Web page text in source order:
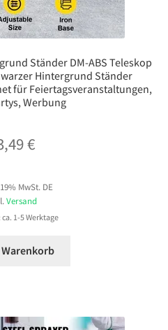
Ständer DM-ABS Teleskop
Hintergrund Ständer
für Feiertagsveranstaltungen,
Werbung
€
MwSt. DE
Versand
1-5 Werktage